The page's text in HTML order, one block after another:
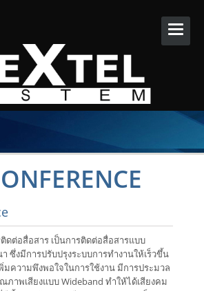
Toggle
ต่อสื่อสาร เป็นการติดต่อสื่อสารแบบ
ซึ่งมีการปรับปรุงระบบการทำงานให้เร็วขึ้น
มความพึงพอใจในการใช้งาน มีการประมวล
ภาพเสียงแบบ Wideband ทำให้ได้เสียงคม